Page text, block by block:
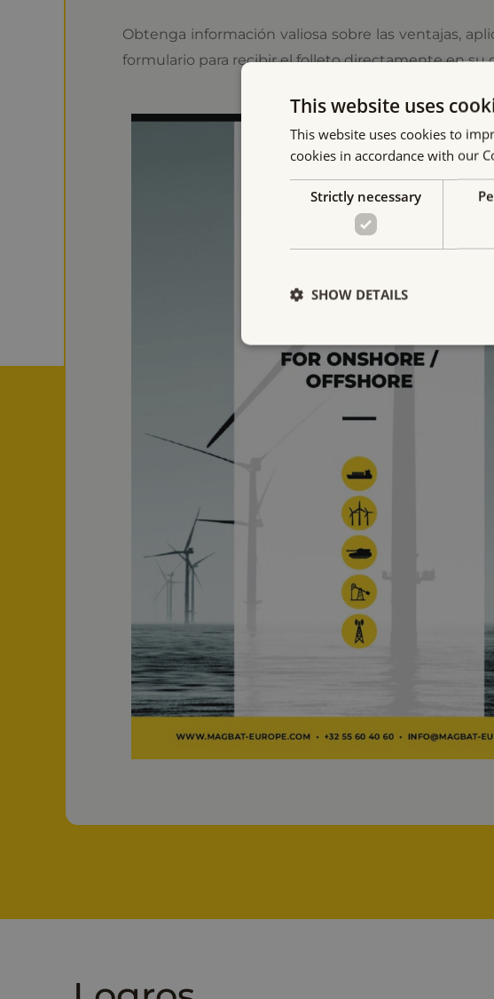
Obtenga información valiosa sobre las ventajas,
formulario para recibir el folleto directamente en su
This website uses
This website uses cookies to
cookies in accordance with our
Strictly necessary
SHOW DETAILS